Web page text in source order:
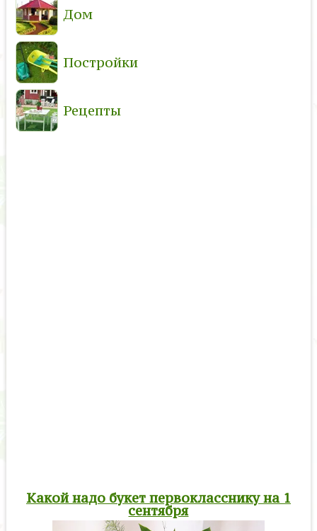
Дом
Постройки
Рецепты
Какой надо букет первокласснику на 1
сентября